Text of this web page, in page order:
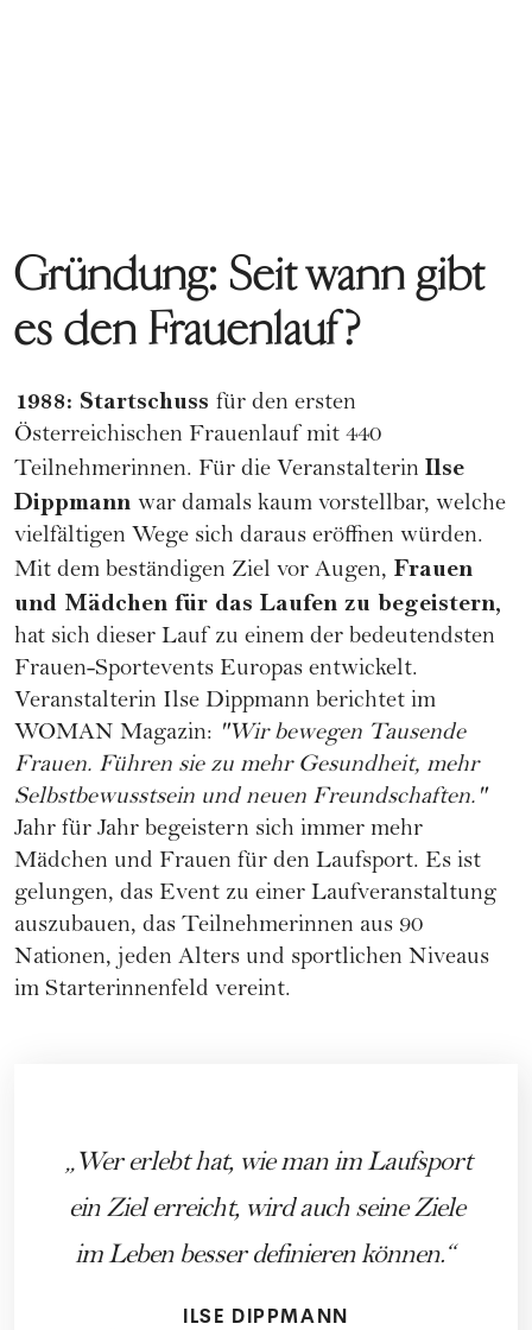
Gründung: Seit wann gibt
es den Frauenlauf?
1988: Startschuss für den ersten
Österreichischen Frauenlauf mit 440
Teilnehmerinnen. Für die Veranstalterin Ilse
Dippmann war damals kaum vorstellbar, welche
vielfältigen Wege sich daraus eröffnen würden.
Mit dem beständigen Ziel vor Augen, Frauen
und Mädchen für das Laufen zu begeistern,
hat sich dieser Lauf zu einem der bedeutendsten
Frauen-Sportevents Europas entwickelt.
Veranstalterin Ilse Dippmann berichtet im
WOMAN Magazin: "Wir bewegen Tausende
Frauen. Führen sie zu mehr Gesundheit, mehr
Selbstbewusstsein und neuen Freundschaften."
Jahr für Jahr begeistern sich immer mehr
Mädchen und Frauen für den Laufsport. Es ist
gelungen, das Event zu einer Laufveranstaltung
auszubauen, das Teilnehmerinnen aus 90
Nationen, jeden Alters und sportlichen Niveaus
im Starterinnenfeld vereint.
Wer erlebt hat, wie man im Laufsport
ein Ziel erreicht, wird auch seine Ziele
im Leben besser definieren können.
ILSE DIPPMANN